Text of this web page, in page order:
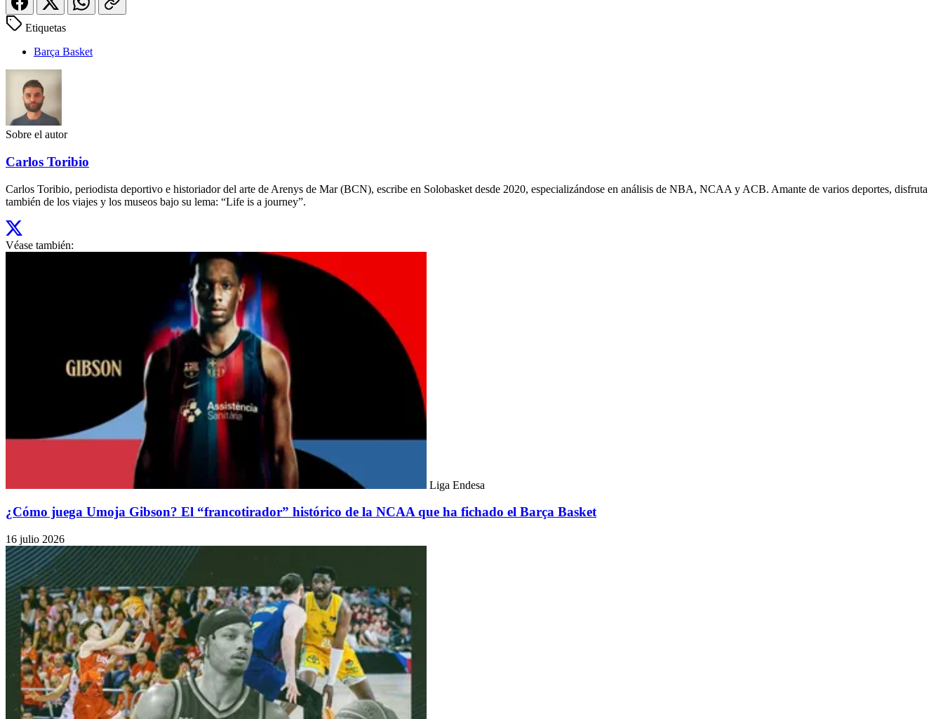
Etiquetas
Barça Basket
Sobre el autor
Carlos Toribio
Carlos Toribio, periodista deportivo e historiador del arte de Arenys de Mar (BCN), escribe en Solobasket desde 2020, especializándose en análisis de NBA, NCAA y ACB. Amante de varios deportes, disfruta
también de los viajes y los museos bajo su lema: “Life is a journey”.
Véase también:
Liga Endesa
¿Cómo juega Umoja Gibson? El “francotirador” histórico de la NCAA que ha fichado el Barça Basket
16 julio 2026